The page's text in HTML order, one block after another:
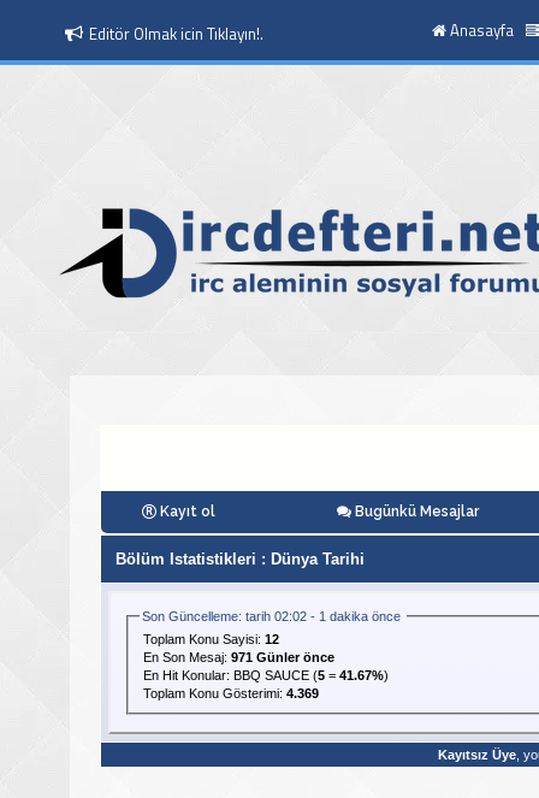
Editör Olmak icin Tıklayın!.
Moderatör Olmak icin Tıklayın!.
Anasayfa
Kayıt ol Bugünkü Mesajlar
Bölüm Istatistikleri : Dünya Tarihi
Son Güncelleme: tarih 02:02 - 1 dakika önce
Toplam Konu Sayisi: 12
En Son Mesaj: 971 Günler önce
En Hit Konular: BBQ SAUCE (5 = 41.67%)
Toplam Konu Gösterimi: 4.369
Kayıtsız Üye,